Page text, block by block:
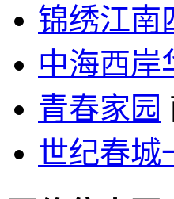
锦绣江南
中海西岸
青春家园
世纪春城